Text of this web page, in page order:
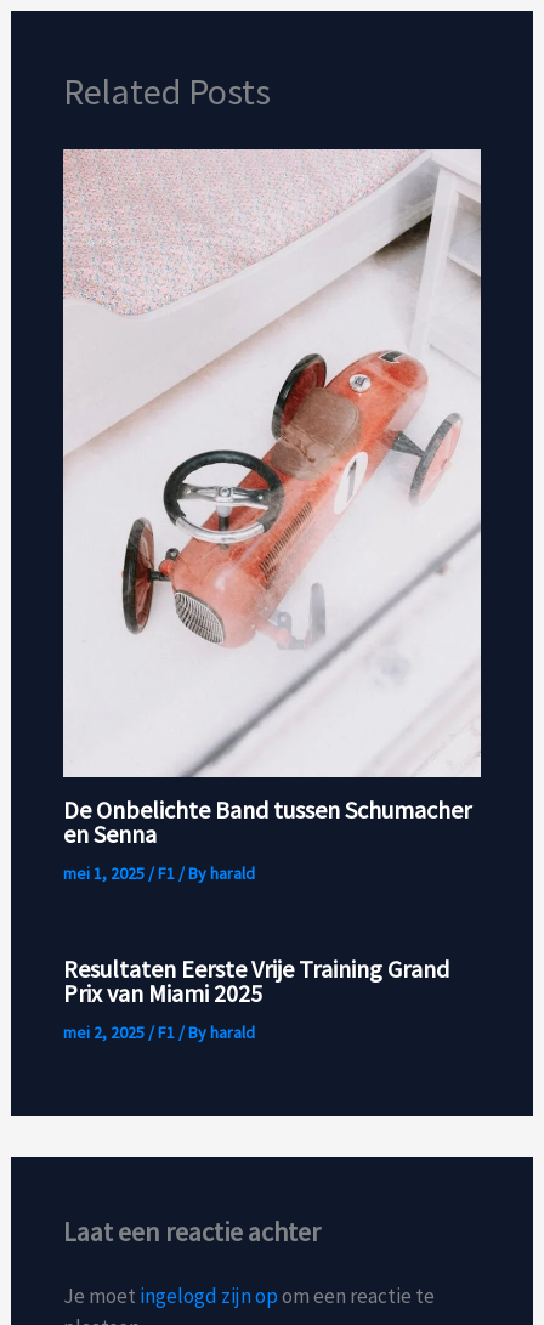
Related Posts
De Onbelichte Band tussen Schumacher
en Senna
mei 1, 2025/F1/ Byharald
Resultaten Eerste Vrije Training Grand
Prix van Miami 2025
mei 2, 2025/F1/ Byharald
Laat een reactie achter
Je moet ingelogd zijn opom een reactie te